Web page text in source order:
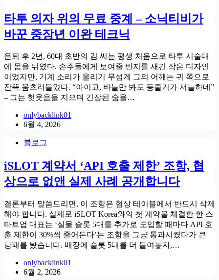
타투 의자 위의 무료 중계 – 소닉티비가
바꾼 중장년 이완 테크닉
은퇴 후 2년, 60대 초반의 김 씨는 평생 처음으로 타투 시술대
에 몸을 뉘였다. 손주들에게 보여줄 반지를 새긴 작은 디자인
이었지만, 기계 소리가 울리기 무섭게 그의 어깨는 귀 쪽으로
잔뜩 움츠러들었다. “아이고, 바늘만 봐도 등줄기가 서늘하네”
– 그는 헛웃음을 지으며 긴장된 숨을…
onlybacklink01
6월 4, 2026
블로그
iSLOT 계약서 ‘API 호출 제한’ 조항, 협
상으로 없앤 실제 사례 공개합니다
결론부터 말씀드리면, 이 조항은 협상 테이블에서 반드시 삭제
해야 합니다. 실제로 iSLOT Korea와의 첫 계약을 체결한 한 스
타트업 대표는 ‘실물 슬롯 5대를 추가로 도입할 때마다 API 호
출 제한이 30%씩 줄어든다’는 조항을 그냥 통과시켰다가 큰
낭패를 봤습니다. 매장에 슬롯 5대를 더 들여놓자,…
onlybacklink01
6월 2, 2026